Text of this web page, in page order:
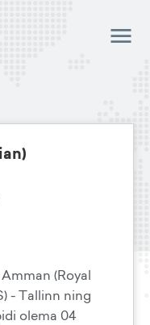
(Royal
- Tallinn ning
olema 04